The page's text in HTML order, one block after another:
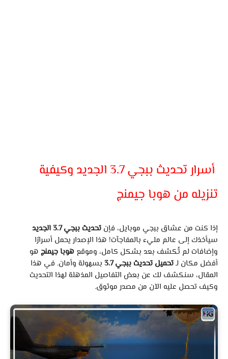
أسرار تحديث ببجي 3.7 الجديد وكيفية
تنزيله من هوبا جيمنج
إذا كنت من عشاق ببجي موبايل، فإن تحديث ببجي 3.7 الجديد
سيأخذك إلى عالم مليء بالمفاجآت! هذا الإصدار يحمل أسرارًا
وإضافات لم تُكشف بعد بشكل كامل، وموقع هوبا جيمنج هو
أفضل مكان لـتحميل تحديث ببجي 3.7
بسهولة وأمان. في هذا
المقال، سنكشف لك عن بعض التفاصيل المذهلة لهذا التحديث
وكيف تحصل عليه الآن من مصدر موثوق.